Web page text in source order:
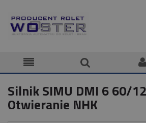
Silnik SIMU DMI 6 60/
Otwieranie NHK